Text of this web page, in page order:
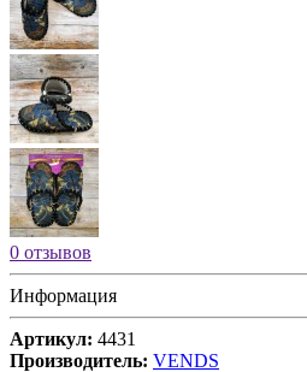
0 отзывов
Информация
Артикул: 4431
Производитель: VENDS